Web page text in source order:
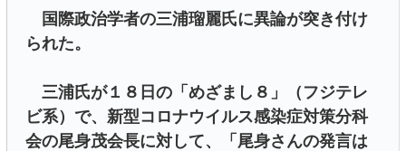
国際政治学者の三浦瑠麗氏に異論が突き付け
られた。
三浦氏が１８日の「めざまし８」（フジテレ
ビ系）で、新型コロナウイルス感染症対策分科
会の尾身茂会長に対して、「尾身さんの発言は